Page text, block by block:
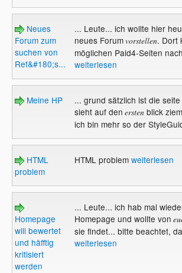
Neues
Forum zum
suchen von
Ref&#180;s...
... Leute... ich wollte hier
neues Forumvorstellen. Dort
möglichen Paid4-Seiten
weiterlesen
Meine HP
... grund sätzlich ist die
sieht auf den erstenblick
ich bin mehr so der
HTML
problem
HTML problem weiterlesen
Homepage
will bewertet
und häfftig
kritisiert
werden
... Leute... ich hab mal
Homepage und wollte von
sie findet... bitte beachtet,
weiterlesen